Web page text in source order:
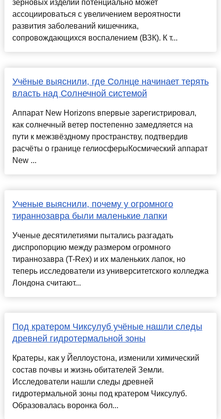
зерновых изделий потенциально может
ассоциироваться с увеличением вероятности
развития заболеваний кишечника,
сопровождающихся воспалением (ВЗК). К т...
Учёные выяснили, где Солнце начинает терять
власть над Солнечной системой
Аппарат New Horizons впервые зарегистрировал,
как солнечный ветер постепенно замедляется на
пути к межзвёздному пространству, подтвердив
расчёты о границе гелиосферыКосмический аппарат
New ...
Ученые выяснили, почему у огромного
тираннозавра были маленькие лапки
Ученые десятилетиями пытались разгадать
диспропорцию между размером огромного
тираннозавра (T-Rex) и их маленьких лапок, но
теперь исследователи из университетского колледжа
Лондона считают...
Под кратером Чиксулуб учёные нашли следы
древней гидротермальной зоны
Кратеры, как у Йеллоустона, изменили химический
состав почвы и жизнь обитателей Земли.
Исследователи нашли следы древней
гидротермальной зоны под кратером Чиксулуб.
Образовалась воронка бол...